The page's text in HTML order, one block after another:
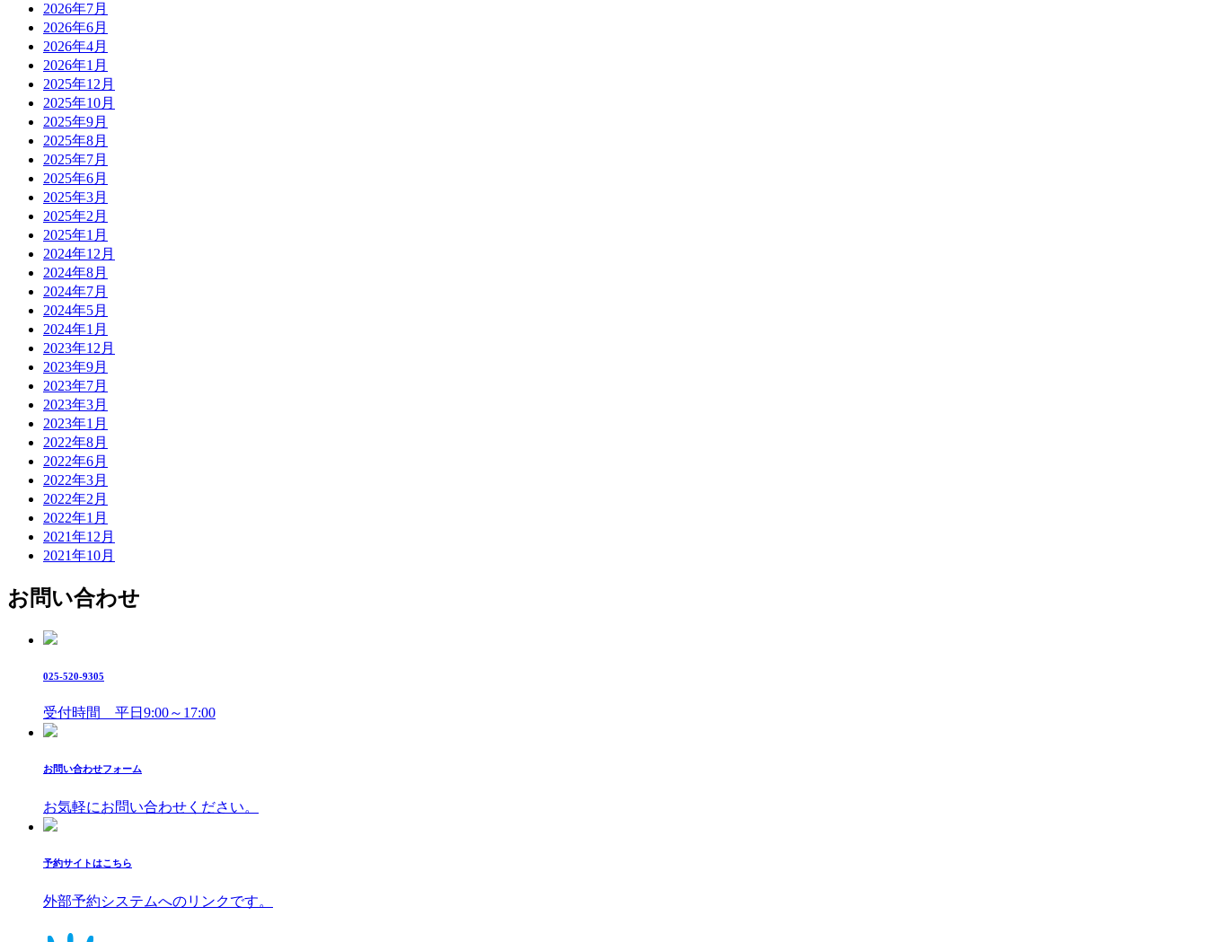
2026年7月
2026年6月
2026年4月
2026年1月
2025年12月
2025年10月
2025年9月
2025年8月
2025年7月
2025年6月
2025年3月
2025年2月
2025年1月
2024年12月
2024年8月
2024年7月
2024年5月
2024年1月
2023年12月
2023年9月
2023年7月
2023年3月
2023年1月
2022年8月
2022年6月
2022年3月
2022年2月
2022年1月
2021年12月
2021年10月
お問い合わせ
025-520-9305
受付時間 平日9:00～17:00
お問い合わせフォーム
お気軽にお問い合わせください。
予約サイトはこちら
外部予約システムへのリンクです。